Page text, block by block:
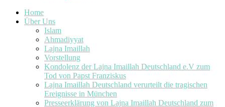
Home
Über Uns
Islam
Ahmadiyyat
Lajna Imaillah
Vorstellung
Kondolenz der Lajna Imaillah Deutschland e.V zum
Tod von Papst Franziskus
Lajna Imaillah Deutschland verurteilt die tragischen
Ereignisse in München
Presseerklärung von Lajna Imaillah Deutschland zum